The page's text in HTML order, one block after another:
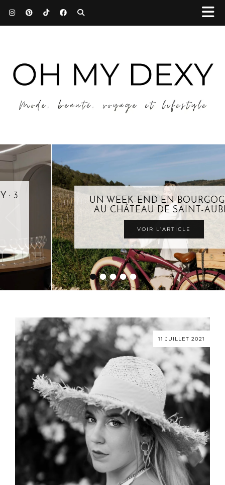
•••••
UN WEEK-END EN BOURGOGNE
AU CHÂTEAU DE SAINT-AUBIN
VOIR L’ARTICLE
11 JUILLET 2021